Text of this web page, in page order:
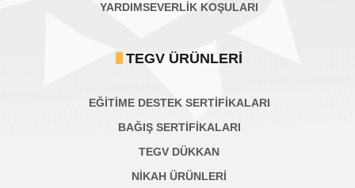
YARDIMSEVERLİK KOŞULARI
TEGV ÜRÜNLERI
EĞİTİME DESTEK SERTİFİKALARI
BAĞIŞ SERTIFIKALARI
TEGV DÜKKAN
NİKAH ÜRÜNLERİ